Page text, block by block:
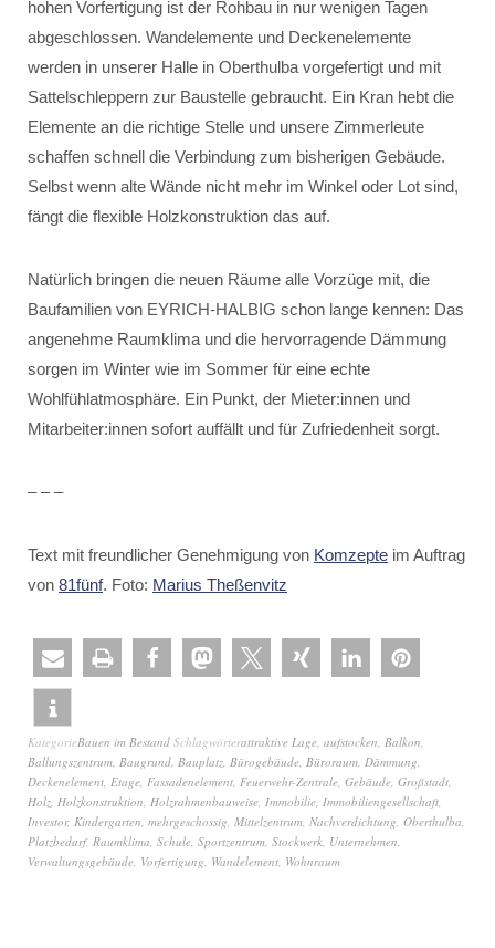
hohen Vorfertigung ist der Rohbau in nur wenigen Tagen
abgeschlossen. Wandelemente und Deckenelemente
werden in unserer Halle in Oberthulba vorgefertigt und mit
Sattelschleppern zur Baustelle gebraucht. Ein Kran hebt die
Elemente an die richtige Stelle und unsere Zimmerleute
schaffen schnell die Verbindung zum bisherigen Gebäude.
Selbst wenn alte Wände nicht mehr im Winkel oder Lot sind,
fängt die flexible Holzkonstruktion das auf.
Natürlich bringen die neuen Räume alle Vorzüge mit, die
Baufamilien von EYRICH-HALBIG schon lange kennen: Das
angenehme Raumklima und die hervorragende Dämmung
sorgen im Winter wie im Sommer für eine echte
Wohlfühlatmosphäre. Ein Punkt, der Mieter:innen und
Mitarbeiter:innen sofort auffällt und für Zufriedenheit sorgt.
– – –
Text mit freundlicher Genehmigung von Komzepte im Auftrag
von 81fünf. Foto: Marius Theßenvitz
KategorieBauen im Bestand Schlagwörterattraktive Lage, aufstocken, Balkon,
Ballungszentrum, Baugrund, Bauplatz, Bürogebäude, Büroraum, Dämmung,
Deckenelement, Etage, Fassadenelement, Feuerwehr-Zentrale, Gebäude, Großstadt,
Holz, Holzkonstruktion, Holzrahmenbauweise, Immobilie, Immobiliengesellschaft,
Investor, Kindergarten, mehrgeschossig, Mittelzentrum, Nachverdichtung, Oberthulba,
Platzbedarf, Raumklima, Schule, Sportzentrum, Stockwerk, Unternehmen,
Verwaltungsgebäude, Vorfertigung, Wandelement, Wohnraum